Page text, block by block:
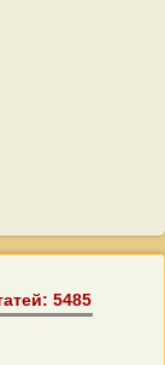
5485